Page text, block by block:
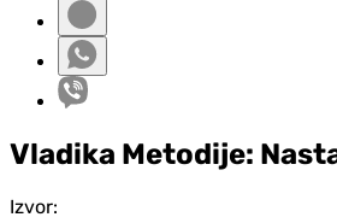
Vladika Metodije:
Izvor: